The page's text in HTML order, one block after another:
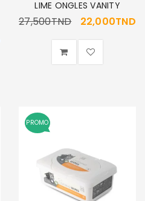
LIME ONGLES VANITY
27,500TND 22,000TND
PROMO